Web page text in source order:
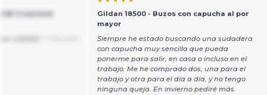
Crewneck
Gildan 18500 - Buzos con capucha al por
mayor
Siempre he estado buscando una sudadera
con capucha muy sencilla que pueda
ponerme para salir, en casa o incluso en el
trabajo. Me he comprado dos, una para el
trabajo y otra para el día a día, y no tengo
ninguna queja. En invierno pediré más.